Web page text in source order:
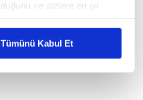
ve sizlere en iyi
karşılamak
kullanılmaktadır. Bu
Tümünü Kabul Et